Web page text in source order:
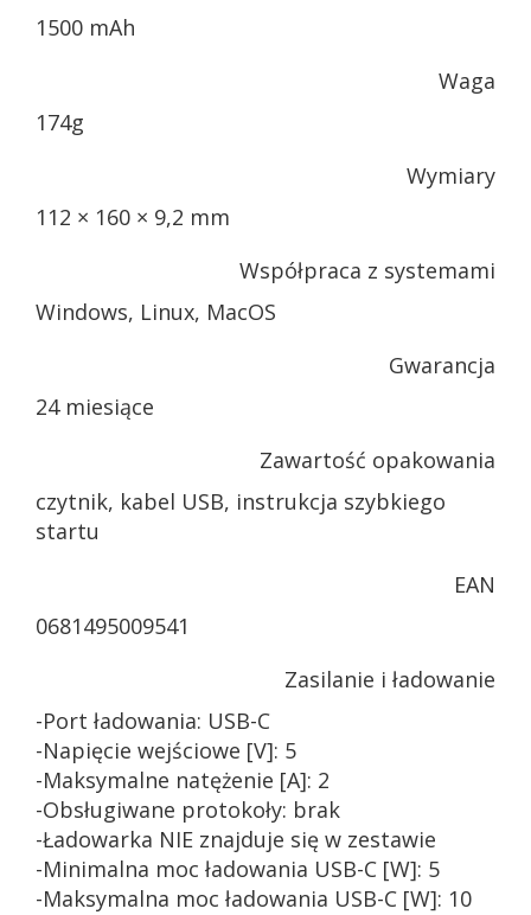
1500 mAh
Waga
174g
Wymiary
112 × 160 × 9,2 mm
Współpraca z systemami
Windows, Linux, MacOS
Gwarancja
24 miesiące
Zawartość opakowania
czytnik, kabel USB, instrukcja szybkiego
startu
EAN
0681495009541
Zasilanie i ładowanie
-Port ładowania: USB-C
-Napięcie wejściowe [V]: 5
-Maksymalne natężenie [A]: 2
-Obsługiwane protokoły: brak
-Ładowarka NIE znajduje się w zestawie
-Minimalna moc ładowania USB-C [W]: 5
-Maksymalna moc ładowania USB-C [W]: 10